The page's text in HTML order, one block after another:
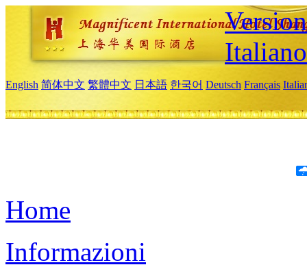
Italiano
English 简体中文 繁體中文 日本語 한국어 Deutsch Français
Home
Informazioni